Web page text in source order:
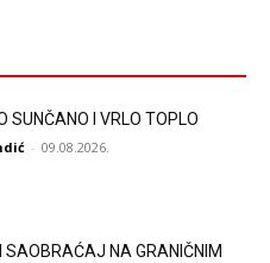
SUNČANO I VRLO TOPLO
- 09.08.2026.
SAOBRAĆAJ NA GRANIČNIM